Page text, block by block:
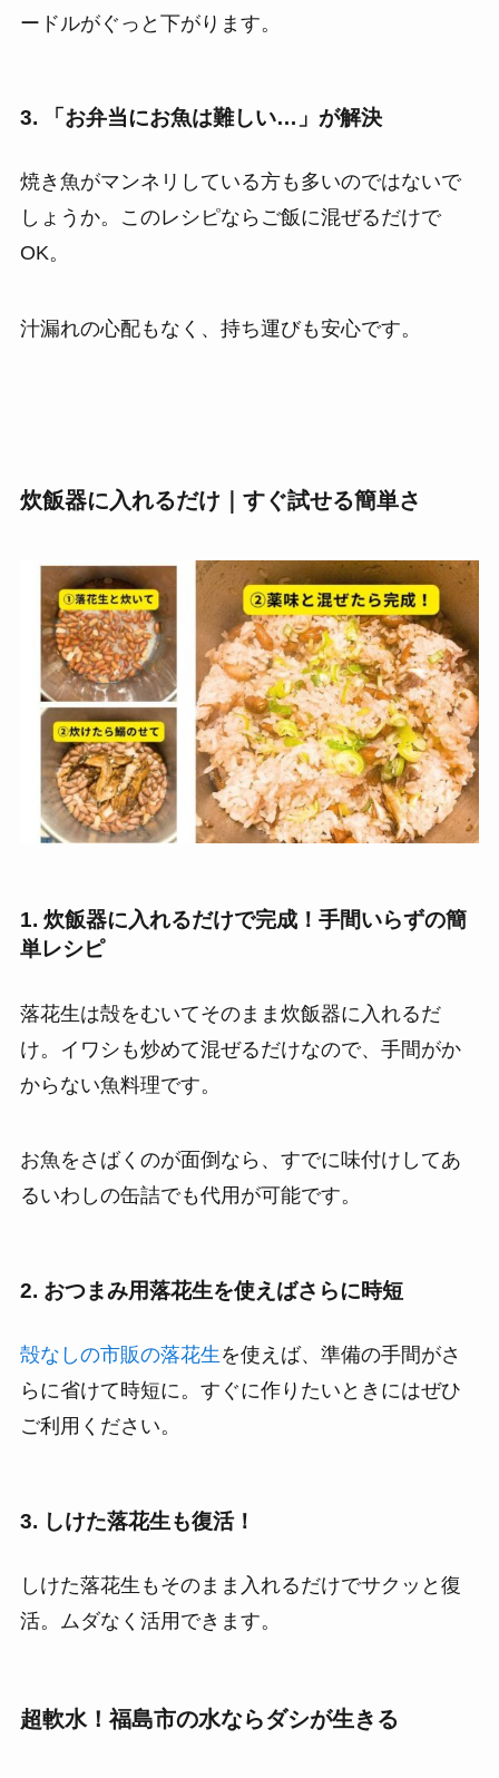
ードルがぐっと下がります。
3. 「お弁当にお魚は難しい…」が解決
焼き魚がマンネリしている方も多いのではないで
しょうか。このレシピならご飯に混ぜるだけで
OK。
汁漏れの心配もなく、持ち運びも安心です。
炊飯器に入れるだけ｜すぐ試せる簡単さ
1. 炊飯器に入れるだけで完成！手間いらずの簡
単レシピ
落花生は殻をむいてそのまま炊飯器に入れるだ
け。イワシも炒めて混ぜるだけなので、手間がか
からない魚料理です。
お魚をさばくのが面倒なら、すでに味付けしてあ
るいわしの缶詰でも代用が可能です。
2. おつまみ用落花生を使えばさらに時短
殻なしの市販の落花生 を使えば、準備の手間がさ
らに省けて時短に。すぐに作りたいときにはぜひ
ご利用ください。
3. しけた落花生も復活！
しけた落花生もそのまま入れるだけでサクッと復
活。ムダなく活用できます。
超軟水！福島市の水ならダシが生きる